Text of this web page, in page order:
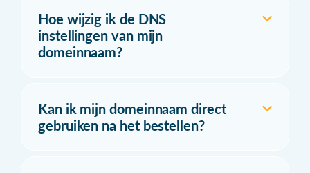
Hoe wijzig ik de DNS
instellingen van mijn
domeinnaam?
Kan ik mijn domeinnaam direct
gebruiken na het bestellen?